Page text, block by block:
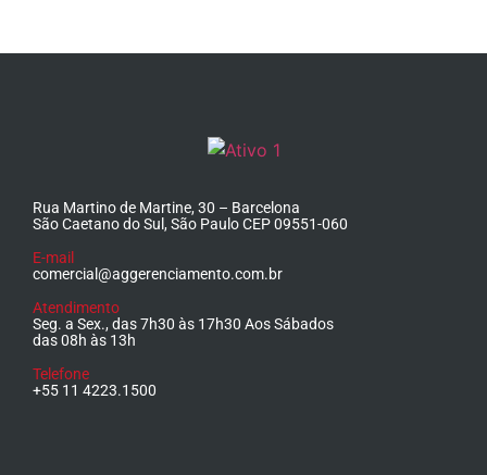
Rua Martino de Martine, 30 – Barcelona
São Caetano do Sul, São Paulo CEP 09551-060
E-mail
comercial@aggerenciamento.com.br
Atendimento
Seg. a Sex., das 7h30 às 17h30 Aos Sábados
das 08h às 13h
Telefone
+55 11 4223.1500